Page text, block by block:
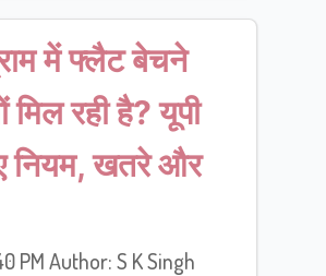
में फ्लैट बेचने
मिल रही है? यूपी
नियम, खतरे और
PM Author: S K Singh